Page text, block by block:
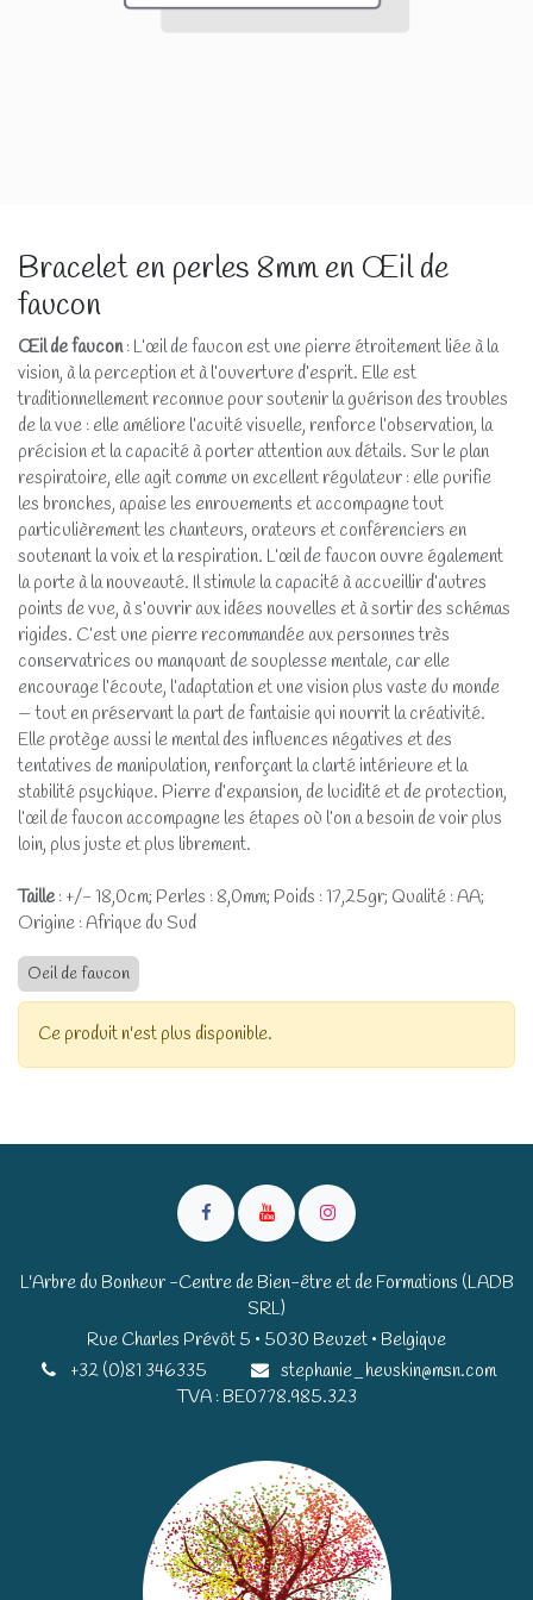
Bracelet en perles 8mm en Œil de
faucon
Œil de faucon: L’œil de faucon est une pierre étroitement liée à la
vision, à la perception et à l’ouverture d’esprit. Elle est
traditionnellement reconnue pour soutenir la guérison des troubles
de la vue : elle améliore l’acuité visuelle, renforce l’observation, la
précision et la capacité à porter attention aux détails. Sur le plan
respiratoire, elle agit comme un excellent régulateur : elle purifie
les bronches, apaise les enrouements et accompagne tout
particulièrement les chanteurs, orateurs et conférenciers en
soutenant la voix et la respiration. L’œil de faucon ouvre également
la porte à la nouveauté. Il stimule la capacité à accueillir d’autres
points de vue, à s’ouvrir aux idées nouvelles et à sortir des schémas
rigides. C’est une pierre recommandée aux personnes très
conservatrices ou manquant de souplesse mentale, car elle
encourage l’écoute, l’adaptation et une vision plus vaste du monde
— tout en préservant la part de fantaisie qui nourrit la créativité.
Elle protège aussi le mental des influences négatives et des
tentatives de manipulation, renforçant la clarté intérieure et la
stabilité psychique. Pierre d’expansion, de lucidité et de protection,
l’œil de faucon accompagne les étapes où l’on a besoin de voir plus
loin, plus juste et plus librement.
Taille : +/- 18,0cm; Perles : 8,0mm; Poids : 17,25gr; Qualité : AA;
Origine : Afrique du Sud
Oeil de faucon
Ce produit n'est plus disponible.
L'Arbre du Bonheur -Centre de Bien-être et de Formations (LADB
SRL)
Rue Charles Prévôt 5 • 5030 Beuzet • Belgique​​
+32 (0)81 346335
stephanie_heuskin@msn.com
TVA : BE0778.985.323